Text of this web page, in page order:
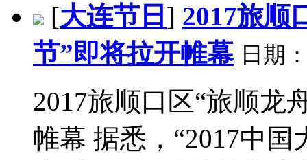
[大连节日 ] 2017旅顺
节”即将拉开帷幕 日期
2017旅顺口区“旅顺龙
帷幕 据悉，“2017中